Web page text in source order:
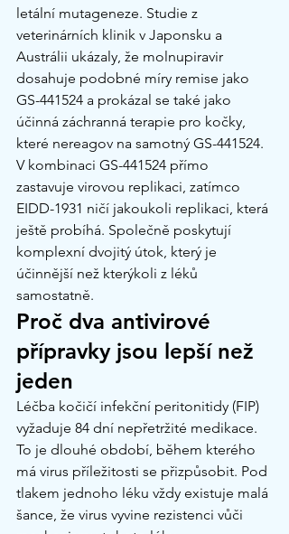
letální mutageneze. Studie z
veterinárních klinik v Japonsku a
Austrálii ukázaly, že molnupiravir
dosahuje podobné míry remise jako
GS-441524 a prokázal se také jako
účinná záchranná terapie pro kočky,
které nereagov na samotný GS-441524.
V kombinaci GS-441524 přímo
zastavuje virovou replikaci, zatímco
EIDD-1931 ničí jakoukoli replikaci, která
ještě probíhá. Společně poskytují
komplexní dvojitý útok, který je
účinnější než kterýkoli z léků
samostatně.
Proč dva antivirové
přípravky jsou lepší než
jeden
Léčba kočičí infekční peritonitidy (FIP)
vyžaduje 84 dní nepřetržité medikace.
To je dlouhé období, během kterého
má virus příležitosti se přizpůsobit. Pod
tlakem jednoho léku vždy existuje malá
šance, že virus vyvine rezistenci vůči